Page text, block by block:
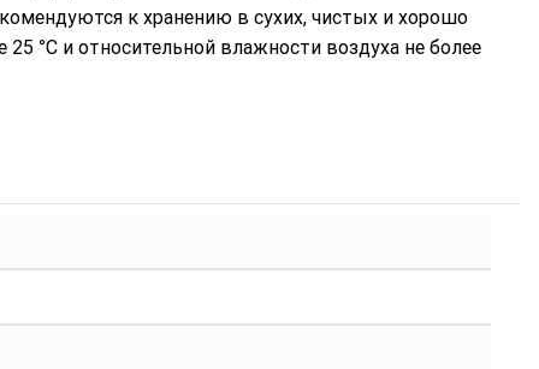
к хранению в сухих, чистых и хорошо
°C и относительной влажности воздуха не более